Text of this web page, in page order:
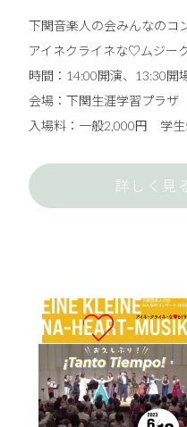
下関音楽人の会みんなのコ
アイネクライネな♡ムジー
時間：14:00開演、13:30開
会場：下関生涯学習プラ
入場料：一般2,000円 学生
詳しく見